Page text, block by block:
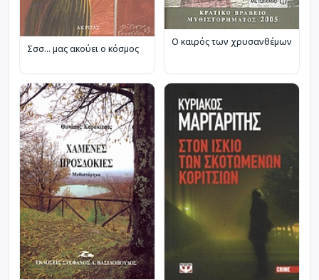
Σσσ... μας ακούει ο κόσμος
Ο καιρός των χρυσανθέμων